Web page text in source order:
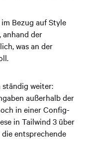
Bezug auf Style
anhand der
was an der
weiter:
außerhalb der
in einer Config-
in Tailwind 3 über
entsprechende